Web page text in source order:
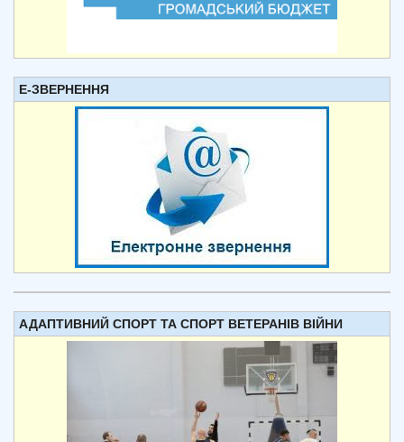
Е-ЗВЕРНЕННЯ
АДАПТИВНИЙ СПОРТ ТА СПОРТ ВЕТЕРАНІВ ВІЙНИ